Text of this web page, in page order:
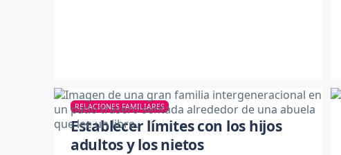
RELACIONES FAMILIARES
Establecer límites con los hijos
adultos y los nietos